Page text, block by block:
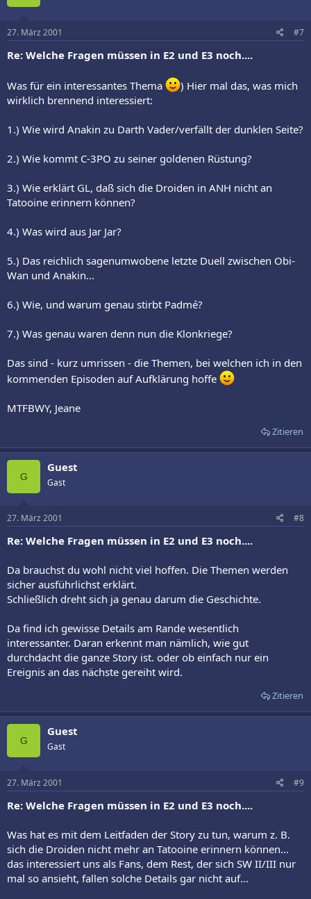
27. März 2001 #7
Re: Welche Fragen müssen in E2 und E3 noch....
Was für ein interessantes Thema
) Hier mal das, was mich
wirklich brennend interessiert:
1.) Wie wird Anakin zu Darth Vader/verfällt der dunklen Seite?
2.) Wie kommt C-3PO zu seiner goldenen Rüstung?
3.) Wie erklärt GL, daß sich die Droiden in ANH nicht an
Tatooine erinnern können?
4.) Was wird aus Jar Jar?
5.) Das reichlich sagenumwobene letzte Duell zwischen Obi-
Wan und Anakin...
6.) Wie, und warum genau stirbt Padmé?
7.) Was genau waren denn nun die Klonkriege?
Das sind - kurz umrissen - die Themen, bei welchen ich in den
kommenden Episoden auf Aufklärung hoffe
MTFBWY, Jeane
Zitieren
G
Guest
Gast
27. März 2001 #8
Re: Welche Fragen müssen in E2 und E3 noch....
Da brauchst du wohl nicht viel hoffen. Die Themen werden
sicher ausführlichst erklärt.
Schließlich dreht sich ja genau darum die Geschichte.
Da find ich gewisse Details am Rande wesentlich
interessanter. Daran erkennt man nämlich, wie gut
durchdacht die ganze Story ist. oder ob einfach nur ein
Ereignis an das nächste gereiht wird.
Zitieren
G
Guest
Gast
27. März 2001 #9
Re: Welche Fragen müssen in E2 und E3 noch....
Was hat es mit dem Leitfaden der Story zu tun, warum z. B.
sich die Droiden nicht mehr an Tatooine erinnern können...
das interessiert uns als Fans, dem Rest, der sich SW II/III nur
mal so ansieht, fallen solche Details gar nicht auf...